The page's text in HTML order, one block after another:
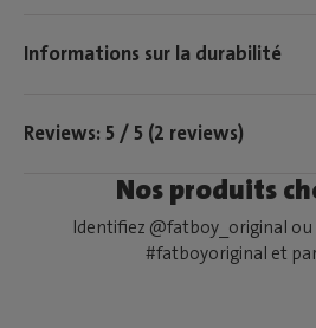
Informations sur la durabilité
Reviews: 5 / 5 (2 reviews)
Nos produits
Identifiez @fatboy_original
#fatboyoriginal et